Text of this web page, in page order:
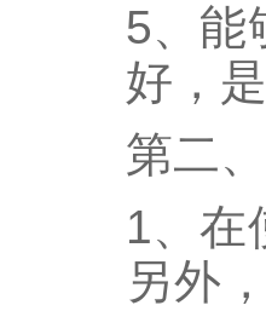
5、能
好，
第二
1、在
另外